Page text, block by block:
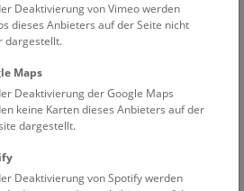
Rittmannsperger
Deaktivierung von Vimeo werden
dieses Anbieters auf der Seite nicht
dargestellt.
Maps
Deaktivierung der Google Maps
keine Karten dieses Anbieters auf der
dargestellt.
Deaktivierung von Spotify werden